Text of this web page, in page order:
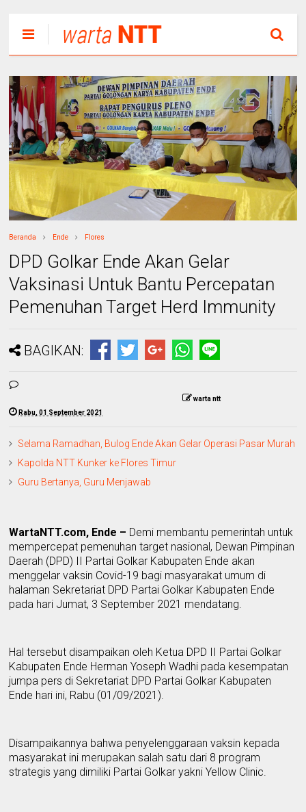
Beranda Ende Flores
DPD Golkar Ende Akan Gelar
Vaksinasi Untuk Bantu Percepatan
Pemenuhan Target Herd Immunity
BAGIKAN:
warta ntt
Rabu, 01 September 2021
Selama Ramadhan, Bulog Ende Akan Gelar Operasi Pasar Murah
Kapolda NTT Kunker ke Flores Timur
Guru Bertanya, Guru Menjawab
WartaNTT.com, Ende – Demi membantu pemerintah untuk
mempercepat pemenuhan target nasional, Dewan Pimpinan
Daerah (DPD) II Partai Golkar Kabupaten Ende akan
menggelar vaksin Covid-19 bagi masyarakat umum di
halaman Sekretariat DPD Partai Golkar Kabupaten Ende
pada hari Jumat, 3 September 2021 mendatang.
Haltersebut disampaikan oleh Ketua DPD II Partai Golkar
Kabupaten Ende Herman Yoseph Wadhi pada kesempatan
jumpa pers di Sekretariat DPD Partai Golkar Kabupaten
Ende hari ini, Rabu (01/09/2021).
Disampaikannya bahwa penyelenggaraan vaksin kepada
masyarakat ini merupakan salah satu dari 8 program
strategis yang dimiliki Partai Golkaryakni Yellow Clinic.